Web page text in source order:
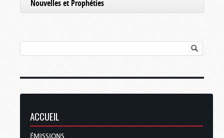
Nouvelles et Prophéties
ACCUEIL
ÉMISSIONS